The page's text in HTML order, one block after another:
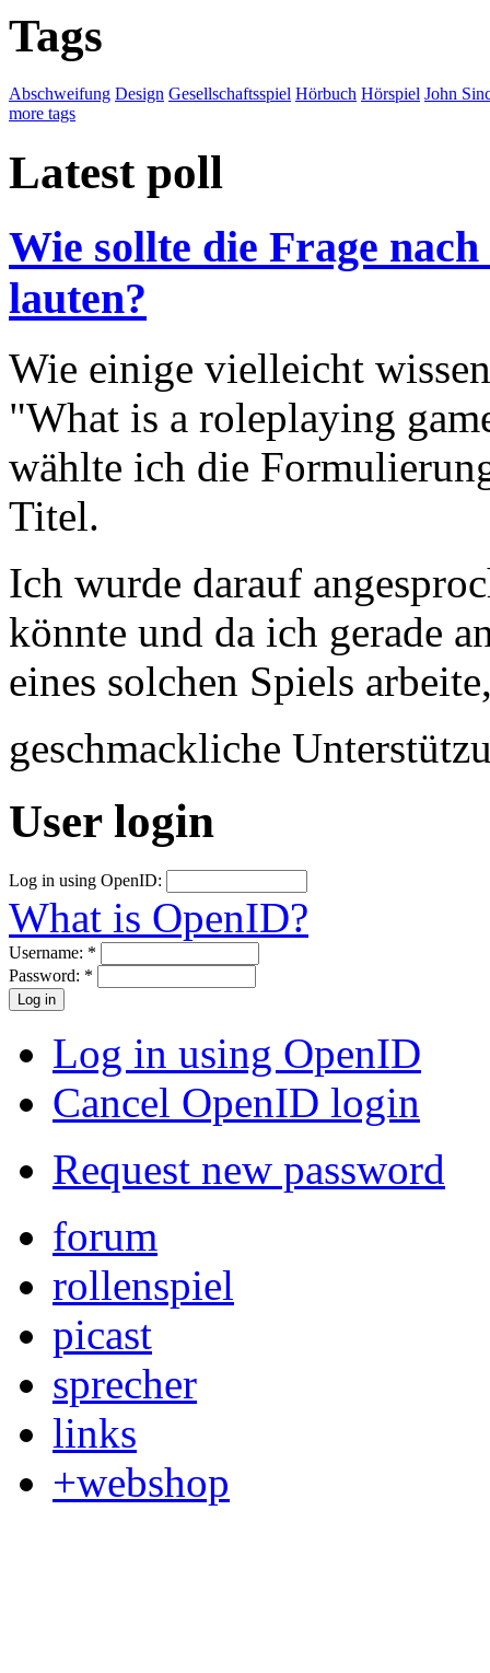
Tags
Abschweifung Design Gesellschaftsspiel Hörbuch Hörspiel John
more tags
Latest poll
Wie sollte die Frage
lauten?
Wie einige vielleicht
"What is a roleplaying
wählte ich die
Titel.
Ich wurde darauf
könnte und da ich gerade
eines solchen Spiels
geschmackliche
User login
Log in using OpenID:
What is OpenID?
Username: *
Password: *
Log in using OpenID
Cancel OpenID login
Request new password
forum
rollenspiel
picast
sprecher
links
+webshop